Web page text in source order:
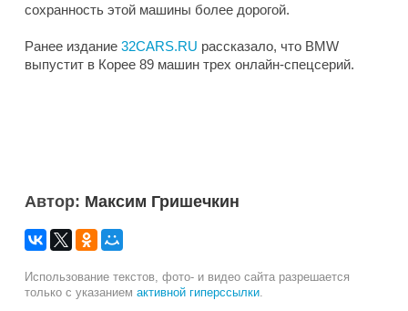
сохранность этой машины более дорогой.
Ранее издание 32CARS.RU рассказало, что BMW
выпустит в Корее 89 машин трех онлайн-спецсерий.
Автор: Максим Гришечкин
Использование текстов, фото- и видео сайта разрешается
только с указанием активной гиперссылки